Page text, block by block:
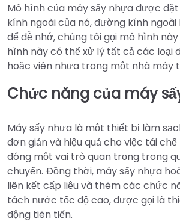
Mô hình của máy sấy nhựa được
kính ngoài của nó, đường kính ngoài
để dễ nhớ, chúng tôi gọi mô hình này
hình này có thể xử lý tất cả các loại
hoặc viên nhựa trong một nhà máy
Chức năng của máy
Máy sấy nhựa là một thiết bị làm
đơn giản và hiệu quả cho việc tái chế
đóng một vai trò quan trọng trong
chuyển. Đồng thời, máy sấy nhựa
liên kết cấp liệu và thêm các chức
tách nước tốc độ cao, được gọi là
động tiên tiến.